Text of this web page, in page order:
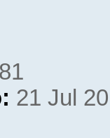
81
21 Jul